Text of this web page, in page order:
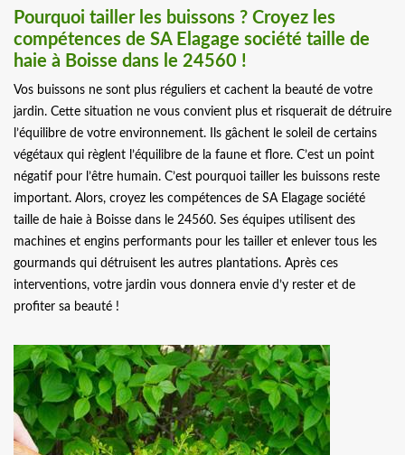
Pourquoi tailler les buissons ? Croyez les
compétences de SA Elagage société taille de
haie à Boisse dans le 24560 !
Vos buissons ne sont plus réguliers et cachent la beauté de votre
jardin. Cette situation ne vous convient plus et risquerait de détruire
l’équilibre de votre environnement. Ils gâchent le soleil de certains
végétaux qui règlent l’équilibre de la faune et flore. C’est un point
négatif pour l’être humain. C’est pourquoi tailler les buissons reste
important. Alors, croyez les compétences de SA Elagage société
taille de haie à Boisse dans le 24560. Ses équipes utilisent des
machines et engins performants pour les tailler et enlever tous les
gourmands qui détruisent les autres plantations. Après ces
interventions, votre jardin vous donnera envie d’y rester et de
profiter sa beauté !